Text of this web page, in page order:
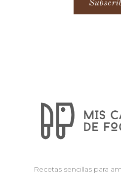
Recetas sencillas para